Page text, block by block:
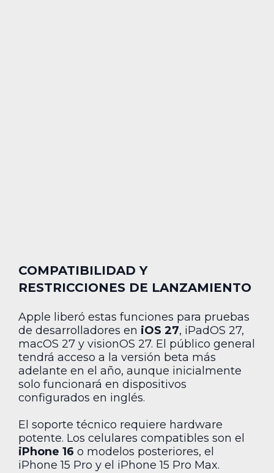
COMPATIBILIDAD Y
RESTRICCIONES DE LANZAMIENTO
Apple liberó estas funciones para pruebas
de desarrolladores en iOS 27, iPadOS 27,
macOS 27 y visionOS 27. El público general
tendrá acceso a la versión beta más
adelante en el año, aunque inicialmente
solo funcionará en dispositivos
configurados en inglés.
El soporte técnico requiere hardware
potente. Los celulares compatibles son el
iPhone 16 o modelos posteriores, el
iPhone 15 Pro y el iPhone 15 Pro Max.